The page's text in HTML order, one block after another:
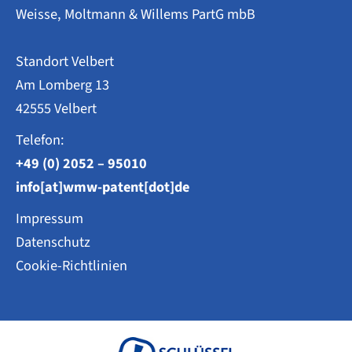
Weisse, Moltmann & Willems PartG mbB
Standort Velbert
Am Lomberg 13
42555 Velbert
Telefon:
+49 (0) 2052 – 95010
info[at]wmw-patent[dot]de
Impressum
Datenschutz
Cookie-Richtlinien